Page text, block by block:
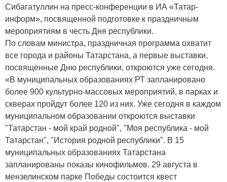
Сибагатуллин на пресс-конференции в ИА «Татар-
информ», посвященной подготовке к праздничным
мероприятиям в честь Дня республики.
По словам министра, праздничная программа охватит
все города и районы Татарстана, а первые выставки,
посвященные Дню республики, откроются уже сегодня.
«В муниципальных образованиях РТ запланировано
более 900 культурно-массовых мероприятий, в парках и
скверах пройдут более 120 из них. Уже сегодня в каждом
муниципальном образовании откроются выставки
"Татарстан - мой край родной", "Моя республика - мой
Татарстан", "История родной республики". В 15
муниципальных образованиях Татарстана
запланированы показы кинофильмов. 29 августа в
мензелинском парке Победы состоится квест